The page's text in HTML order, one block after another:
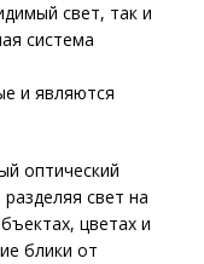
свет, так и
система
и являются
оптический
свет на
цветах и
блики от